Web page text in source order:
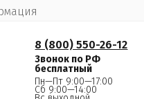
8 (800) 550-26-12
Звонок по РФ
бесплатный
Пн—Пт 9:00—17:00
Сб 9:00—14:00